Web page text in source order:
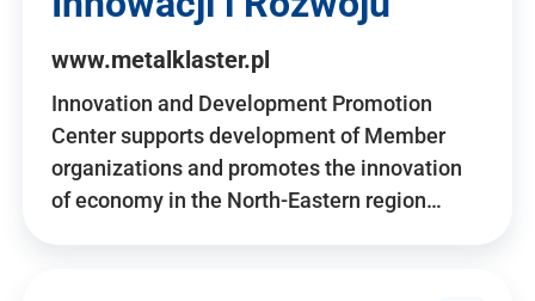
www.metalklaster.pl
Innovation and Development Promotion
Center supports development of Member
organizations and promotes the innovation
of economy in the North-Eastern region…